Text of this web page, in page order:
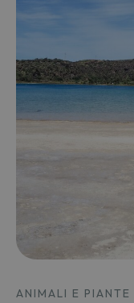
ANIMALI E PIANTE